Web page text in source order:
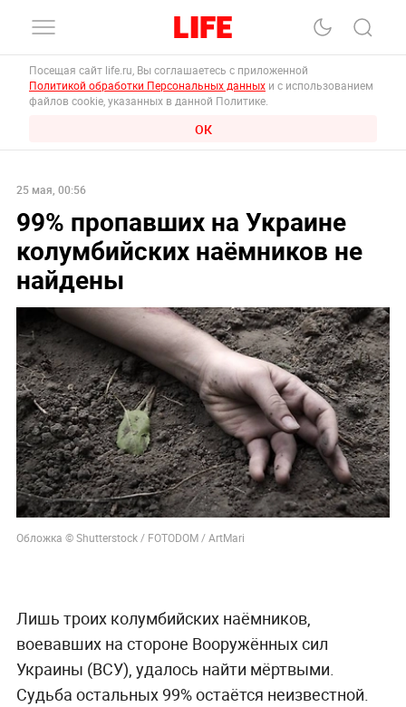
Посещая сайт life.ru, Вы соглашаетесь с приложенной
Политикой обработки Персональных данных и с использованием
файлов cookie, указанных в данной Политике.
ОК
25 мая, 00:56
99% пропавших на Украине
колумбийских наёмников не
найдены
Обложка © Shutterstock / FOTODOM / ArtMari
Лишь троих колумбийских наёмников,
воевавших на стороне Вооружённых сил
Украины (ВСУ), удалось найти мёртвыми.
Судьба остальных 99% остаётся неизвестной.